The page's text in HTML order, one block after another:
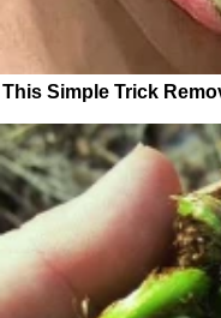
This Simple Trick